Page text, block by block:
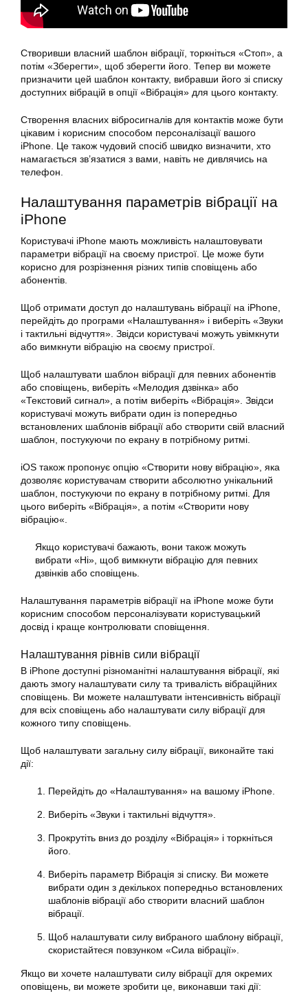
Створивши власний шаблон вібрації, торкніться «Стоп», а
потім «Зберегти», щоб зберегти його. Тепер ви можете
призначити цей шаблон контакту, вибравши його зі списку
доступних вібрацій в опції «Вібрація» для цього контакту.
Створення власних вібросигналів для контактів може бути
цікавим і корисним способом персоналізації вашого
iPhone. Це також чудовий спосіб швидко визначити, хто
намагається зв’язатися з вами, навіть не дивлячись на
телефон.
Налаштування параметрів вібрації на
iPhone
Користувачі iPhone мають можливість налаштовувати
параметри вібрації на своєму пристрої. Це може бути
корисно для розрізнення різних типів сповіщень або
абонентів.
Щоб отримати доступ до налаштувань вібрації на iPhone,
перейдіть до програми «Налаштування» і виберіть «Звуки
і тактильні відчуття». Звідси користувачі можуть увімкнути
або вимкнути вібрацію на своєму пристрої.
Щоб налаштувати шаблон вібрації для певних абонентів
або сповіщень, виберіть «Мелодия дзвінка» або
«Текстовий сигнал», а потім виберіть «Вібрація». Звідси
користувачі можуть вибрати один із попередньо
встановлених шаблонів вібрації або створити свій власний
шаблон, постукуючи по екрану в потрібному ритмі.
iOS також пропонує опцію «Створити нову вібрацію», яка
дозволяє користувачам створити абсолютно унікальний
шаблон, постукуючи по екрану в потрібному ритмі. Для
цього виберіть «Вібрація», а потім «Створити нову
вібрацію«.
Якщо користувачі бажають, вони також можуть
вибрати «Ні», щоб вимкнути вібрацію для певних
дзвінків або сповіщень.
Налаштування параметрів вібрації на iPhone може бути
корисним способом персоналізувати користувацький
досвід і краще контролювати сповіщення.
Налаштування рівнів сили вібрації
В iPhone доступні різноманітні налаштування вібрації, які
дають змогу налаштувати силу та тривалість вібраційних
сповіщень. Ви можете налаштувати інтенсивність вібрації
для всіх сповіщень або налаштувати силу вібрації для
кожного типу сповіщень.
Щоб налаштувати загальну силу вібрації, виконайте такі
дії:
Перейдіть до «Налаштування» на вашому iPhone.
Виберіть «Звуки і тактильні відчуття».
Прокрутіть вниз до розділу «Вібрація» і торкніться
його.
Виберіть параметр Вібрація зі списку. Ви можете
вибрати один з декількох попередньо встановлених
шаблонів вібрації або створити власний шаблон
вібрації.
Щоб налаштувати силу вибраного шаблону вібрації,
скористайтеся повзунком «Сила вібрації».
Якщо ви хочете налаштувати силу вібрації для окремих
оповіщень, ви можете зробити це, виконавши такі дії: